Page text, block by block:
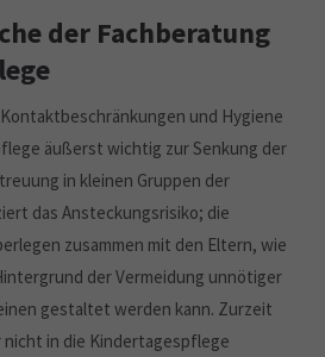
der Fachberatung
und Hygiene
äußerst wichtig zur Senkung der
in kleinen Gruppen der
das Ansteckungsrisiko; die
zusammen mit den Eltern, wie
der Vermeidung unnötiger
gestaltet werden kann. Zurzeit
in die Kindertagespflege